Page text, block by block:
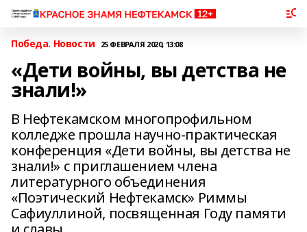
Победа. Новости 25 ФЕВРАЛЯ 2020, 13:08
«Дети войны, вы детства не
знали!»
В Нефтекамском многопрофильном
колледже прошла научно-практическая
конференция «Дети войны, вы детства не
знали!» с приглашением члена
литературного объединения
«Поэтический Нефтекамск» Риммы
Сафиуллиной, посвященная Году памяти